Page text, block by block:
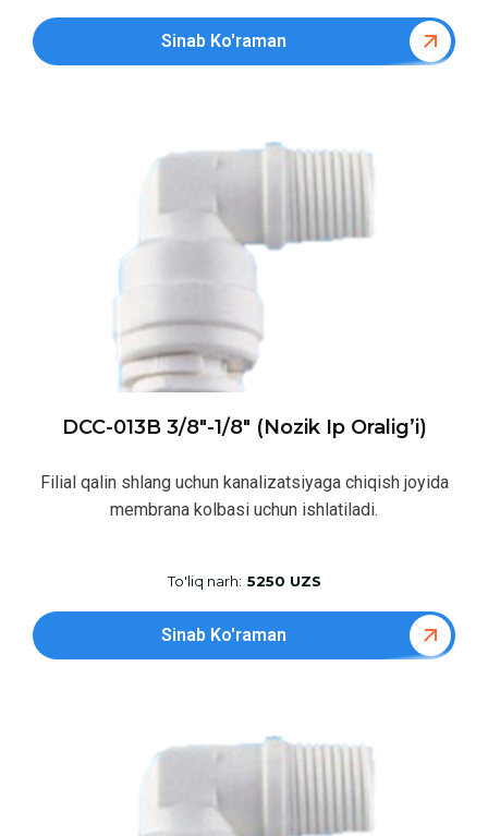
Sinab Ko'raman
DCC-013B 3/8″-1/8″ (nozik Ip Oralig’i)
Filial qalin shlang uchun kanalizatsiyaga chiqish joyida
membrana kolbasi uchun ishlatiladi.
To'liq narh: 5250 UZS
Sinab Ko'raman